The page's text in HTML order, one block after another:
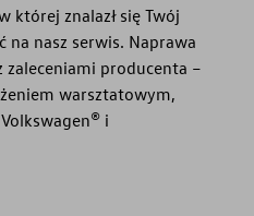
której znalazł się Twój
na nasz serwis. Naprawa
zaleceniami producenta –
warsztatowym,
i